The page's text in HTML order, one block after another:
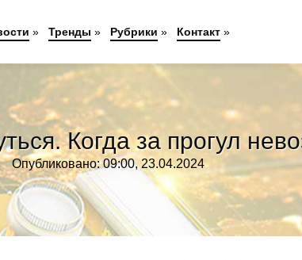
Когда за прогул
Опубликовано: 09:00, 23.04.2024
» Тренды » Рубрики » Контакт»